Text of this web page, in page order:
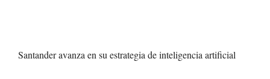
Santander avanza en su estrategia de inteligencia artificial